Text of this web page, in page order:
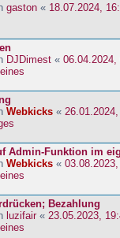
gaston « 18.07.2024,
DJDimest « 06.04.2024,
Webkicks «
Admin-Funktion im
Webkicks «
Bezahlung
luzifair « 23.05.2023,